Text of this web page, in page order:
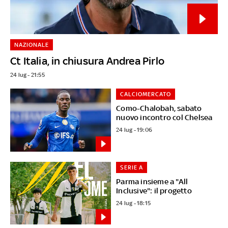
Ct Italia, in chiusura Andrea Pirlo
NAZIONALE
24 lug - 21:55
Como-Chalobah, sabato
nuovo incontro col Chelsea
CALCIOMERCATO
24 lug - 19:06
Parma insieme a "All
Inclusive": il progetto
SERIE A
24 lug - 18:15